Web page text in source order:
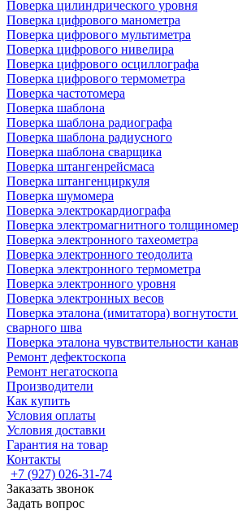
Поверка цилиндрического уровня
Поверка цифрового манометра
Поверка цифрового мультиметра
Поверка цифрового нивелира
Поверка цифрового осциллографа
Поверка цифрового термометра
Поверка частотомера
Поверка шаблона
Поверка шаблона радиографа
Поверка шаблона радиусного
Поверка шаблона сварщика
Поверка штангенрейсмаса
Поверка штангенциркуля
Поверка шумомера
Поверка электрокардиографа
Поверка электромагнитного
Поверка электронного тахеометра
Поверка электронного теодолита
Поверка электронного термометра
Поверка электронного уровня
Поверка электронных весов
Поверка эталона (имитатора)
сварного шва
Поверка эталона чувствительности
Ремонт дефектоскопа
Ремонт негатоскопа
Производители
Как купить
Условия оплаты
Условия доставки
Гарантия на товар
Контакты
+7 (927) 026-31-74
Заказать звонок
Задать вопрос